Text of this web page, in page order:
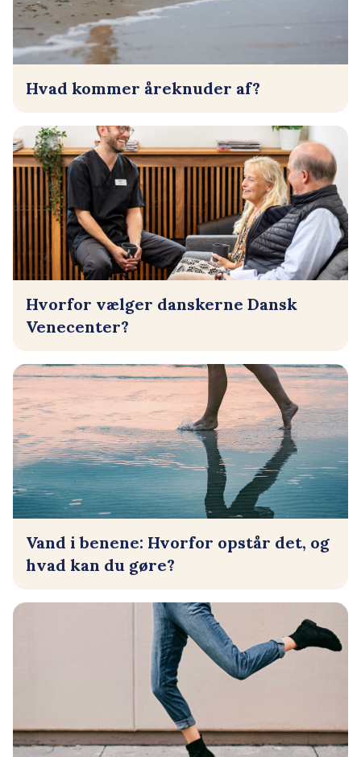
Hvad kommer åreknuder af?
Hvorfor vælger danskerne Dansk
Venecenter?
Vand i benene: Hvorfor opstår det, og
hvad kan du gøre?